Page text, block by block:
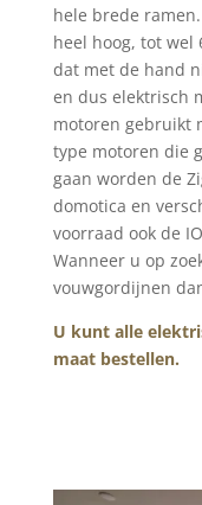
hele brede
heel hoog, tot wel
dat met de hand
en dus elektrisch
motoren gebruikt
type motoren die
gaan worden de
domotica en
voorraad ook de
Wanneer u op
vouwgordijnen
U kunt alle
maat bestellen.